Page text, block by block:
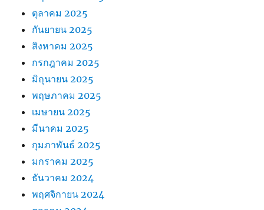
ตุลาคม 2025
กันยายน 2025
สิงหาคม 2025
กรกฎาคม 2025
มิถุนายน 2025
พฤษภาคม 2025
เมษายน 2025
มีนาคม 2025
กุมภาพันธ์ 2025
มกราคม 2025
ธันวาคม 2024
พฤศจิกายน 2024